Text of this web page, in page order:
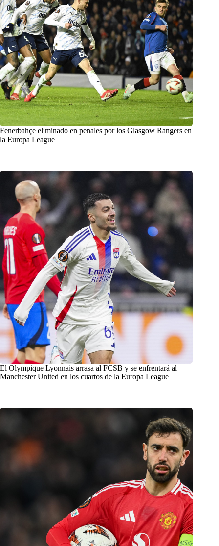
Fenerbahçe eliminado en penales por los Glasgow Rangers en
la Europa League
El Olympique Lyonnais arrasa al FCSB y se enfrentará al
Manchester United en los cuartos de la Europa League